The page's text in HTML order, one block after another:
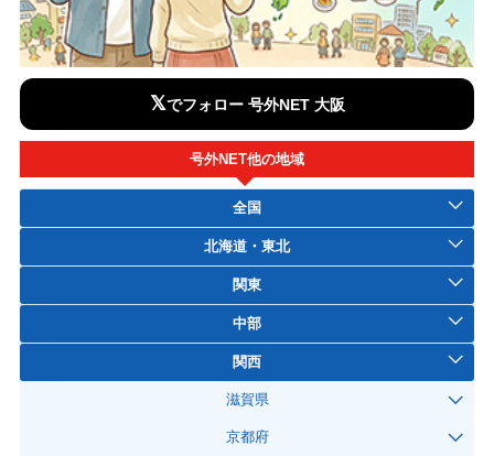
𝕏でフォロー 号外NET 大阪
号外NET他の地域
全国
北海道・東北
関東
中部
関西
滋賀県
京都府